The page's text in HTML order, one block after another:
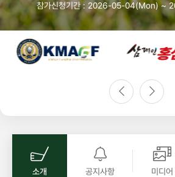
참가신청기간 : 2026-05-04(Mon) ~
소개 공지사항 미디어